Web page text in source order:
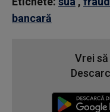
bancară
Vrei